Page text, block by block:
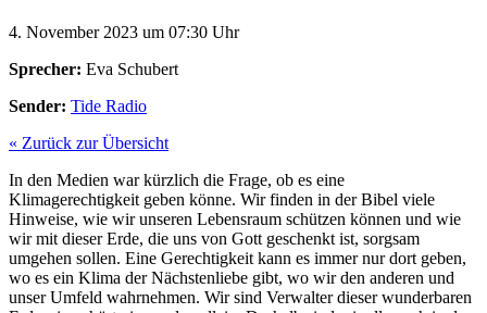
4. November 2023 um 07:30 Uhr
Sprecher: Eva Schubert
Sender: Tide Radio
« Zurück zur Übersicht
In den Medien war kürzlich die Frage, ob es eine
Klimagerechtigkeit geben könne. Wir finden in der Bibel viele
Hinweise, wie wir unseren Lebensraum schützen können und wie
wir mit dieser Erde, die uns von Gott geschenkt ist, sorgsam
umgehen sollen. Eine Gerechtigkeit kann es immer nur dort geben,
wo es ein Klima der Nächstenliebe gibt, wo wir den anderen und
unser Umfeld wahrnehmen. Wir sind Verwalter dieser wunderbaren